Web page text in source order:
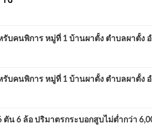
บคนพิการ หมู่ที่ 1 บ้านผาตั้ง ตำบลผาตั้ง
บคนพิการ หมู่ที่ 1 บ้านผาตั้ง ตำบลผาตั้ง
น 6 ล้อ ปริมาตรกระบอกสูบไม่ต่ำกว่า